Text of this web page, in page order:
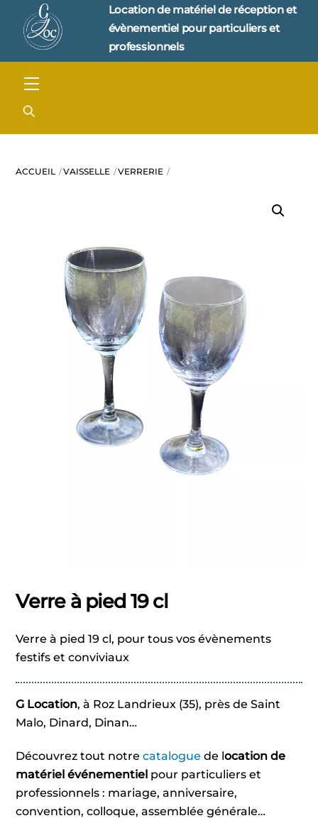
content
Location de matériel de réception et
évènementiel pour particuliers et
professionnels
Menu
ACCUEIL VAISSELLE VERRERIE
Verre à pied 19 cl
Verre à pied 19 cl, pour tous vos évènements
festifs et conviviaux
G Location, à Roz Landrieux (35), près de Saint
Malo, Dinard, Dinan…
Découvrez tout notrecatalogue de location de
matériel événementiel pour particuliers et
professionnels : mariage, anniversaire,
convention, colloque, assemblée générale…